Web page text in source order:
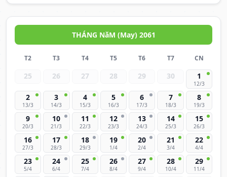
THÁNG NăM (May) 2061
T2 T3 T4 T5 T6 T7 CN
25 26 27 28 29 30 1
12/3
2
13/3
3
14/3
4
15/3
5
16/3
6
17/3
7
18/3
8
19/3
9
20/3
10
21/3
11
22/3
12
23/3
13
24/3
14
25/3
15
26/3
16
27/3
17
28/3
18
29/3
19
1/4
20
2/4
21
3/4
22
4/4
23
5/4
24
6/4
25
7/4
26
8/4
27
9/4
28
10/4
29
11/4